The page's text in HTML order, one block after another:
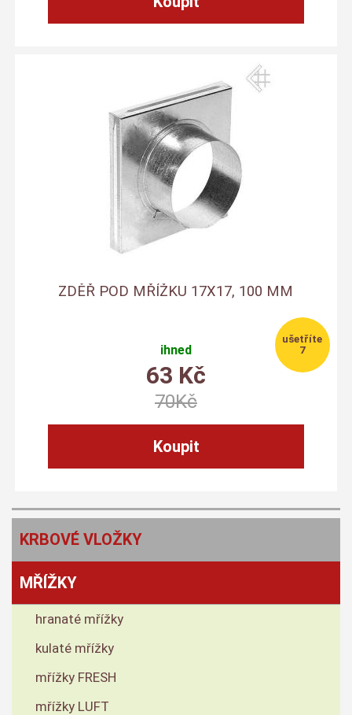
ZDĚŘ POD MŘÍŽKU 17X17, 100 MM
ihned
63 Kč
7
70Kč
KRBOVÉ VLOŽKY
MŘÍŽKY
hranaté mřížky
kulaté mřížky
mřížky FRESH
mřížky LUFT